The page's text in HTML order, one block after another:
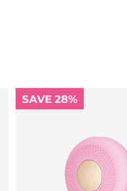
SAVE 28%